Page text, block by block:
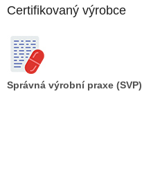
Certifikovaný výrobce
Správná výrobní praxe (SVP)